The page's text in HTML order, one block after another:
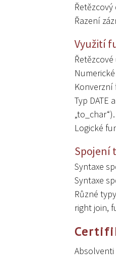
Řazení
Využití
Konverzní
Typ DATE
„to_char“).
Logické
Spojení
Syntaxe
Syntaxe
Různé
right join,
Absolventi